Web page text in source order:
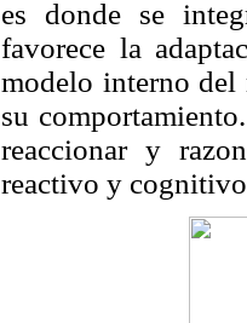
es donde se
favorece la
modelo interno
su
reaccionar y
reactivo y